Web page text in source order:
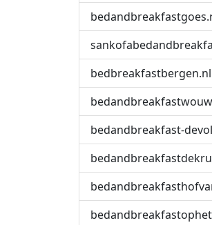
bedbreakfastbergen.nl
bedandbreakfast-